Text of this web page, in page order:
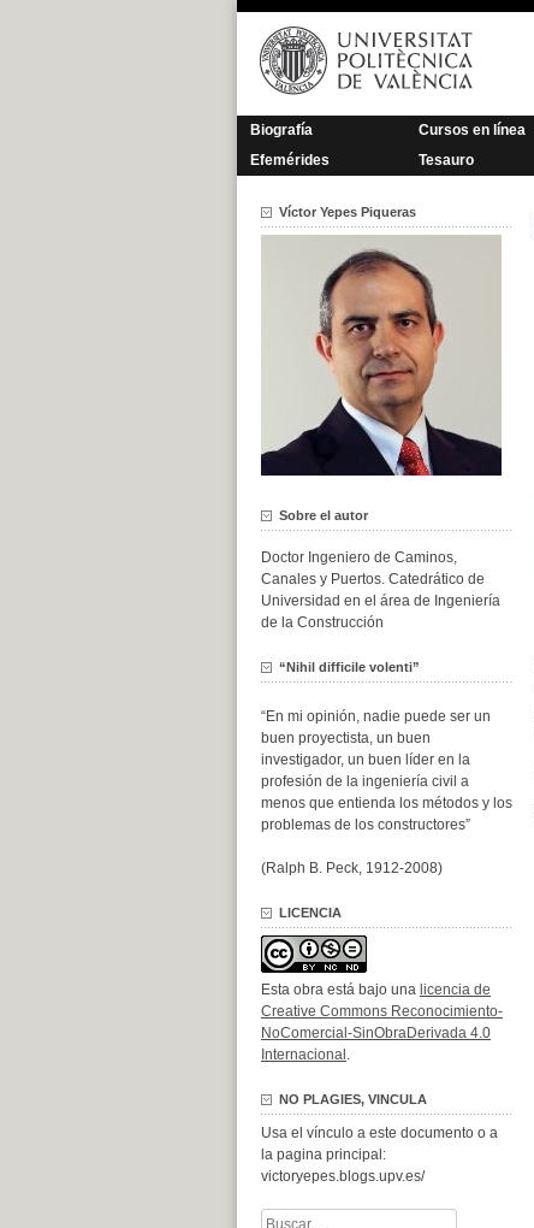
Saltar
contenido
Biografía Cursos en línea
Efemérides
Tesauro
Víctor Yepes Piqueras
Sobre el autor
Doctor Ingeniero de Caminos,
Canales y Puertos. Catedrático de
Universidad en el área de Ingeniería
de la Construcción
“Nihil difficile volenti”
“En mi opinión, nadie puede ser un
buen proyectista, un buen
investigador, un buen líder en la
profesión de la ingeniería civil a
menos que entienda los métodos y los
problemas de los constructores”
(Ralph B. Peck, 1912-2008)
LICENCIA
Esta obra está bajo una licencia de
Creative Commons Reconocimiento-
NoComercial-SinObraDerivada 4.0
Internacional .
NO PLAGIES, VINCULA
Usa el vínculo a este documento o a
la pagina principal:
victoryepes.blogs.upv.es/
Buscar: